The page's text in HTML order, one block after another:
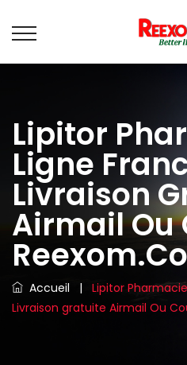
Lipitor
Ligne
Livraison
Airmail Ou
Accueil |
Lipitor
Livraison gratuite Airmail Ou